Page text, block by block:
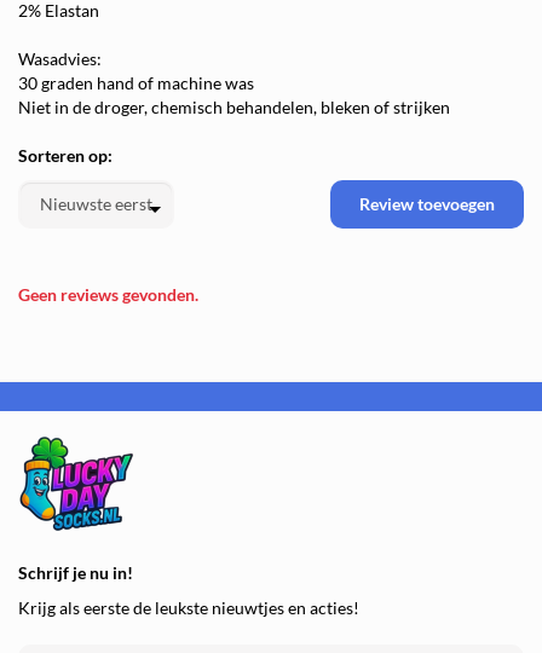
2% Elastan
Wasadvies:
30 graden hand of machine was
Niet in de droger, chemisch behandelen, bleken of strijken
Sorteren op:
Review toevoegen
Geen reviews gevonden.
Schrijf je nu in!
Krijg als eerste de leukste nieuwtjes en acties!